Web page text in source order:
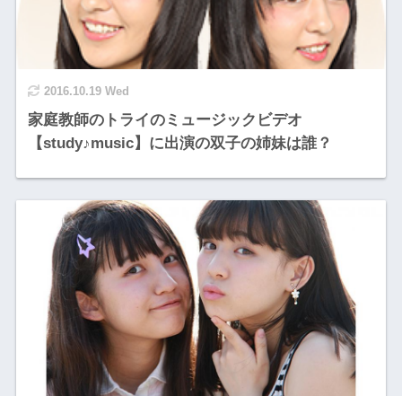
2016.10.19 Wed
家庭教師のトライのミュージックビデオ
【study♪music】に出演の双子の姉妹は誰？